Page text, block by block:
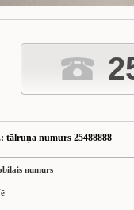
: tālruņa numurs 25488888
numurs